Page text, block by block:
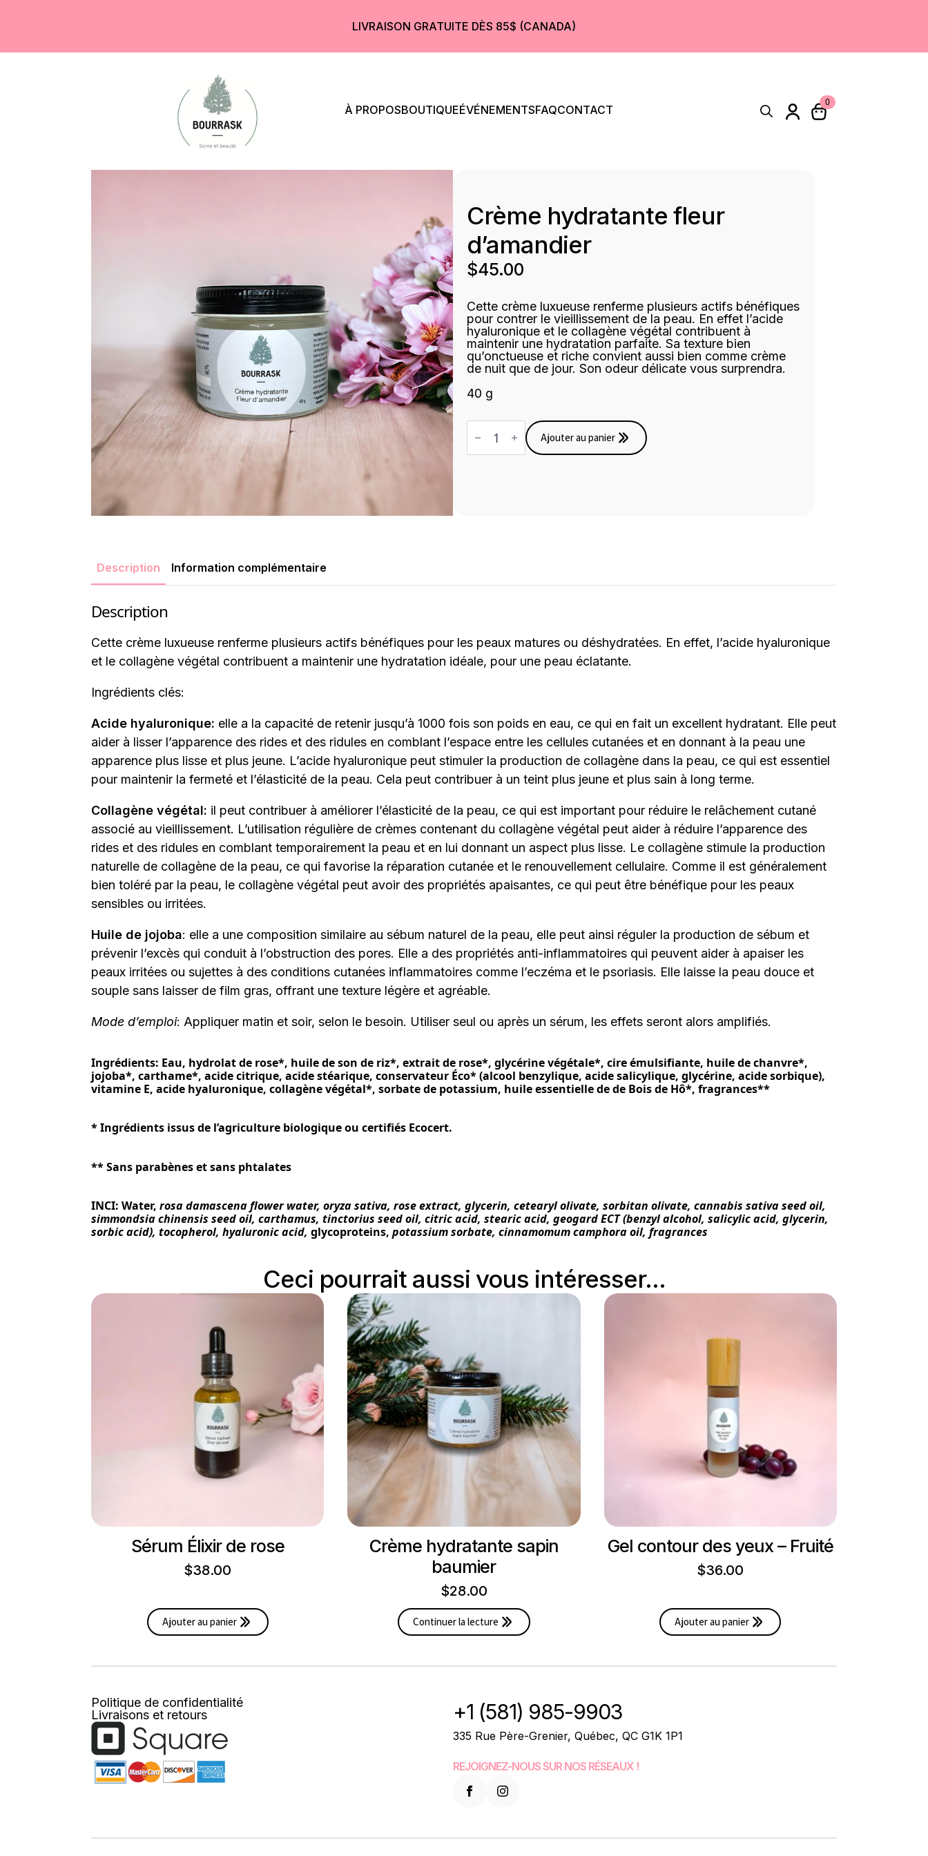
LIVRAISON GRATUITE DÈS 85$ (CANADA)
À PROPOSBOUTIQUEÉVÉNEMENTSFAQCONTACT
0
Crème hydratante fleur
d’amandier
$45.00
Cette crème luxueuse renferme plusieurs actifs bénéfiques
pour contrer le vieillissement de la peau. En effet l’acide
hyaluronique et le collagène végétal contribuent à
maintenir une hydratation parfaite. Sa texture bien
qu’onctueuse et riche convient aussi bien comme crème
de nuit que de jour. Son odeur délicate vous surprendra.
40 g
quantité
de
Crème
Ajouter au panier
Description Information complémentaire
Description
Cette crème luxueuse renferme plusieurs actifs bénéfiques pour les peaux matures ou déshydratées. En effet, l’acide hyaluronique
et le collagène végétal contribuent a maintenir une hydratation idéale, pour une peau éclatante.
Ingrédients clés:
Acide hyaluronique: elle a la capacité de retenir jusqu’à 1000 fois son poids en eau, ce qui en fait un excellent hydratant. Elle peut
aider à lisser l’apparence des rides et des ridules en comblant l’espace entre les cellules cutanées et en donnant à la peau une
apparence plus lisse et plus jeune. L’acide hyaluronique peut stimuler la production de collagène dans la peau, ce qui est essentiel
pour maintenir la fermeté et l’élasticité de la peau. Cela peut contribuer à un teint plus jeune et plus sain à long terme.
Collagène végétal: il peut contribuer à améliorer l’élasticité de la peau, ce qui est important pour réduire le relâchement cutané
associé au vieillissement. L’utilisation régulière de crèmes contenant du collagène végétal peut aider à réduire l’apparence des
rides et des ridules en comblant temporairement la peau et en lui donnant un aspect plus lisse. Le collagène stimule la production
naturelle de collagène de la peau, ce qui favorise la réparation cutanée et le renouvellement cellulaire. Comme il est généralement
bien toléré par la peau, le collagène végétal peut avoir des propriétés apaisantes, ce qui peut être bénéfique pour les peaux
sensibles ou irritées.
Huile de jojoba: elle a une composition similaire au sébum naturel de la peau, elle peut ainsi réguler la production de sébum et
prévenir l’excès qui conduit à l’obstruction des pores. Elle a des propriétés anti-inflammatoires qui peuvent aider à apaiser les
peaux irritées ou sujettes à des conditions cutanées inflammatoires comme l’eczéma et le psoriasis. Elle laisse la peau douce et
souple sans laisser de film gras, offrant une texture légère et agréable.
Mode d’emploi: Appliquer matin et soir, selon le besoin. Utiliser seul ou après un sérum, les effets seront alors amplifiés.
Ingrédients: Eau, hydrolat de rose*, huile de son de riz*, extrait de rose*, glycérine végétale*, cire émulsifiante, huile de chanvre*,
jojoba*, carthame*, acide citrique, acide stéarique, conservateur Éco* (alcool benzylique, acide salicylique, glycérine, acide sorbique),
vitamine E, acide hyaluronique, collagène végétal*, sorbate de potassium, huile essentielle de de Bois de Hô*, fragrances**
* Ingrédients issus de l’agriculture biologique ou certifiés Ecocert.
** Sans parabènes et sans phtalates
INCI: Water, rosa damascena flower water, oryza sativa, rose extract, glycerin, cetearyl olivate, sorbitan olivate, cannabis sativa seed oil,
simmondsia chinensis seed oil, carthamus, tinctorius seed oil, citric acid, stearic acid, geogard ECT (benzyl alcohol, salicylic acid, glycerin,
sorbic acid), tocopherol, hyaluronic acid, glycoproteins, potassium sorbate, cinnamomum camphora oil, fragrances
Ceci pourrait aussi vous intéresser...
Sérum Élixir de rose
$38.00
Ajouter au panier
Crème hydratante sapin
baumier
$28.00
Continuer la lecture
Gel contour des yeux – Fruité
$36.00
Ajouter au panier
Politique de confidentialité
Livraisons et retours
+1 (581) 985-9903
335 Rue Père-Grenier, Québec, QC G1K 1P1
REJOIGNEZ-NOUS SUR NOS RÉSEAUX !